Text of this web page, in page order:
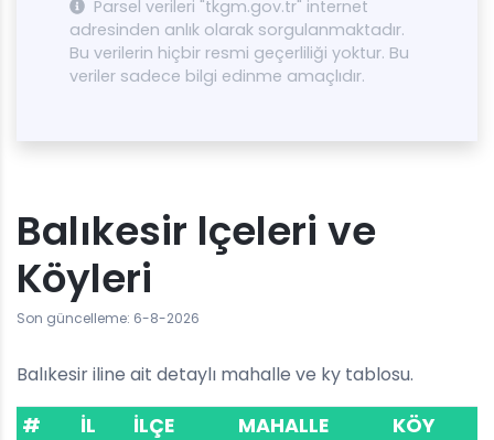
Parsel verileri "tkgm.gov.tr" internet
adresinden anlık olarak sorgulanmaktadır.
Bu verilerin hiçbir resmi geçerliliği yoktur. Bu
veriler sadece bilgi edinme amaçlıdır.
Balıkesir lçeleri ve
Köyleri
Son güncelleme: 6-8-2026
Balıkesir iline ait detaylı mahalle ve ky tablosu.
# İL İLÇE MAHALLE KÖY